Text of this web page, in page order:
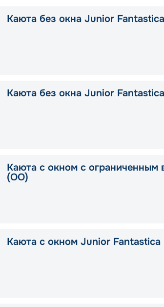
Каюта без окна Junior
Каюта без окна Junior
Каюта с окном с ограниченным
(OO)
Каюта с окном Junior Fantastica